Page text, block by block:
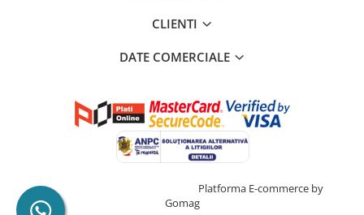
CLIENTI
DATE COMERCIALE
Creat cu ❤ și cu 🧠 de Dan Trifan Platforma E-commerce by
Gomag